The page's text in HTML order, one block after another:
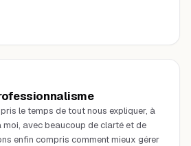
le temps de tout nous expliquer, à
avec beaucoup de clarté et de
enfin compris comment mieux gérer